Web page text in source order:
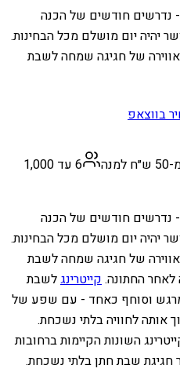
- נדרשים חודשים של הכנה
יהיה יום מושלם מכל הבחינות.
אווירה של חגיגה שמחה לשבת
בווצאפ
6 עד 1,000
- נדרשים חודשים של הכנה
יהיה יום מושלם מכל הבחינות.
אווירה של חגיגה שמחה לשבת
החתונה.קייטרינגלשבת
מרגש וסוחף כאחד - עם שפע של
אותה לחוויה בלתי נשכחת.
השונות הקיימות ברחובות
חגיגת שבת חתן בלתי נשכחת.